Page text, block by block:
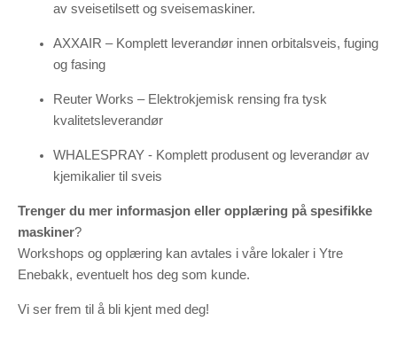
av sveisetilsett og sveisemaskiner.
AXXAIR – Komplett leverandør innen orbitalsveis, fuging
og fasing
Reuter Works – Elektrokjemisk rensing fra tysk
kvalitetsleverandør
WHALESPRAY - Komplett produsent og leverandør av
kjemikalier til sveis
Trenger du mer informasjon eller opplæring på spesifikke
maskiner?
Workshops og opplæring kan avtales i våre lokaler i Ytre
Enebakk, eventuelt hos deg som kunde.
Vi ser frem til å bli kjent med deg!